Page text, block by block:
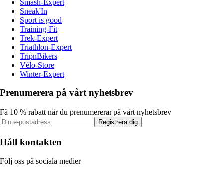
Smash-Expert
Sneak'In
Sport is good
Training-Fit
Trek-Expert
Triathlon-Expert
TripnBikers
Vélo-Store
Winter-Expert
Prenumerera på vårt nyhetsbrev
Få 10 % rabatt när du prenumererar på vårt nyhetsbrev
Registrera dig
Håll kontakten
Följ oss på sociala medier